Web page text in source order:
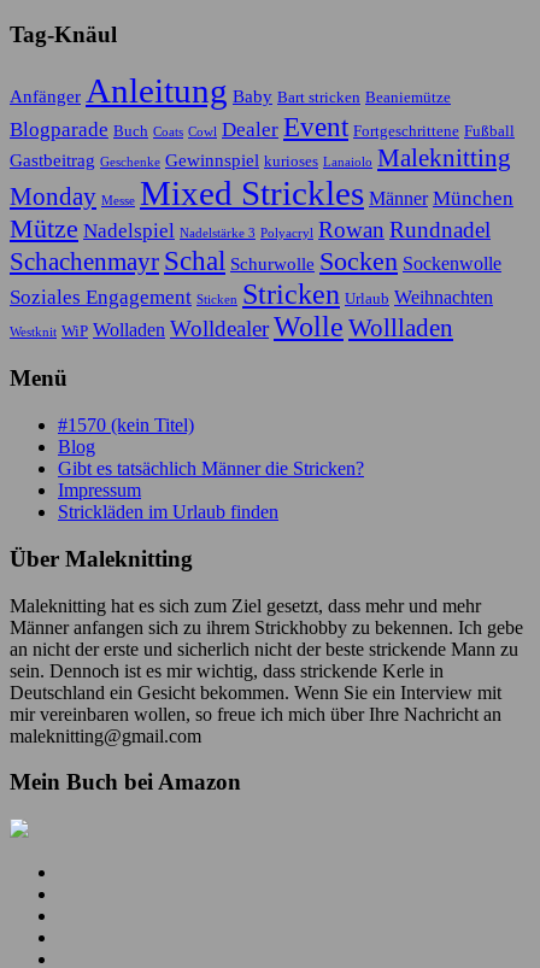
Tag-Knäul
Anfänger Anleitung Baby Bart stricken Beaniemütze
Blogparade Buch Coats Cowl Dealer Event Fortgeschrittene Fußball
Gastbeitrag Geschenke Gewinnspiel kurioses Lanaiolo Maleknitting
Monday Messe Mixed Strickles Männer München
Mütze Nadelspiel Nadelstärke 3 Polyacryl Rowan Rundnadel
Schachenmayr Schal Schurwolle Socken Sockenwolle
Soziales Engagement Sticken Stricken Urlaub Weihnachten
Westknit WiP Wolladen WolldealerWolle Wollladen
Menü
#1570 (kein Titel)
Blog
Gibt es tatsächlich Männer die Stricken?
Impressum
Strickläden im Urlaub finden
Über Maleknitting
Maleknitting hat es sich zum Ziel gesetzt, dass mehr und mehr
Männer anfangen sich zu ihrem Strickhobby zu bekennen. Ich gebe
an nicht der erste und sicherlich nicht der beste strickende Mann zu
sein. Dennoch ist es mir wichtig, dass strickende Kerle in
Deutschland ein Gesicht bekommen. Wenn Sie ein Interview mit
mir vereinbaren wollen, so freue ich mich über Ihre Nachricht an
maleknitting@gmail.com
Mein Buch bei Amazon